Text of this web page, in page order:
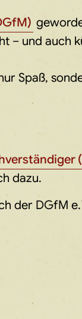
– und auch
Spaß,
dazu.
der DGfM e.